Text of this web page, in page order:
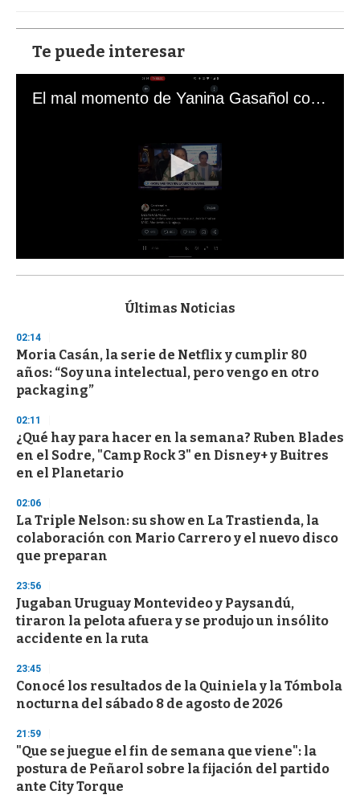
Te puede interesar
El mal momento de Yanina Gasañol con un hincha argentino en "Subrayado"
s
d
s
o
f
3
s
c
o
n
Últimas Noticias
02:14
Moria Casán, la serie de Netflix y cumplir 80
años: “Soy una intelectual, pero vengo en otro
packaging”
02:11
¿Qué hay para hacer en la semana? Ruben Blades
en el Sodre, "Camp Rock 3" en Disney+ y Buitres
en el Planetario
02:06
La Triple Nelson: su show en La Trastienda, la
colaboración con Mario Carrero y el nuevo disco
que preparan
23:56
Jugaban Uruguay Montevideo y Paysandú,
tiraron la pelota afuera y se produjo un insólito
accidente en la ruta
23:45
Conocé los resultados de la Quiniela y la Tómbola
nocturna del sábado 8 de agosto de 2026
21:59
"Que se juegue el fin de semana que viene": la
postura de Peñarol sobre la fijación del partido
ante City Torque